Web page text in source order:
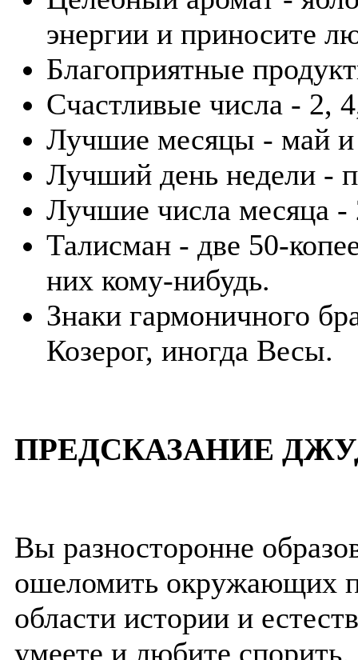
энергии и приносите
Благоприятные
Счастливые числа - 2,
Лучшие месяцы - май
Лучший день недели -
Лучшие числа месяца -
Талисман - две 50-
них кому-нибудь.
Знаки гармоничного
Козерог, иногда Весы.
ПРЕДСКАЗАНИЕ
Вы разносторонне
ошеломить окружающих
области истории и
умеете и любите спорить.